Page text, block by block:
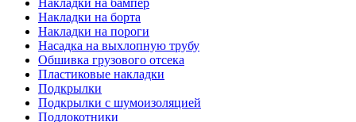
Накладки на бампер
Накладки на борта
Накладки на пороги
Насадка на выхлопную трубу
Обшивка грузового отсека
Пластиковые накладки
Подкрылки
Подкрылки с шумоизоляцией
Подлокотники